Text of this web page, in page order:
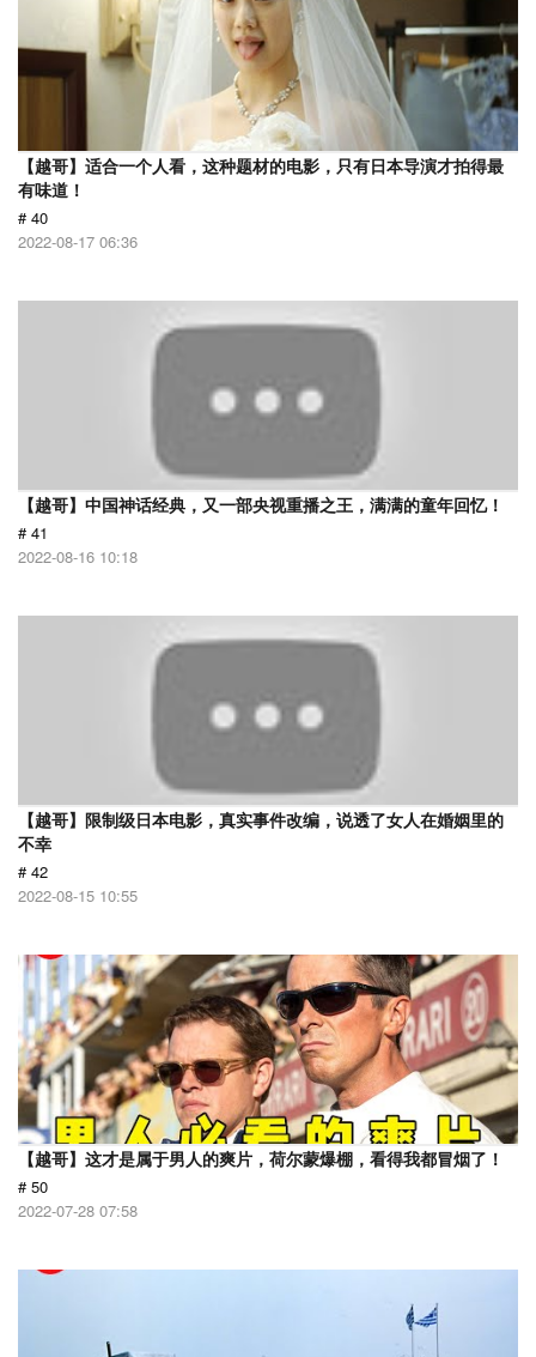
【越哥】适合一个人看，这种题材的电影，只有日本导演才拍得最
有味道！
# 40
2022-08-17 06:36
【越哥】中国神话经典，又一部央视重播之王，满满的童年回忆！
# 41
2022-08-16 10:18
【越哥】限制级日本电影，真实事件改编，说透了女人在婚姻里的
不幸
# 42
2022-08-15 10:55
【越哥】这才是属于男人的爽片，荷尔蒙爆棚，看得我都冒烟了！
# 50
2022-07-28 07:58